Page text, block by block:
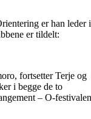
er han leder i
er tildelt:
fortsetter Terje og
i begge de to
– O-festivalen